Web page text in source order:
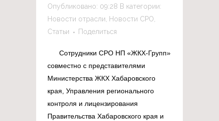
Опубликовано: 09:28 В категории:
Новости отрасли
Новости СРО
Статьи
Поделиться
Сотрудники СРО НП «ЖКХ-Групп»
совместно с представителями
Министерства ЖКХ Хабаровского
края, Управления регионального
контроля и лицензирования
Правительства Хабаровского края и